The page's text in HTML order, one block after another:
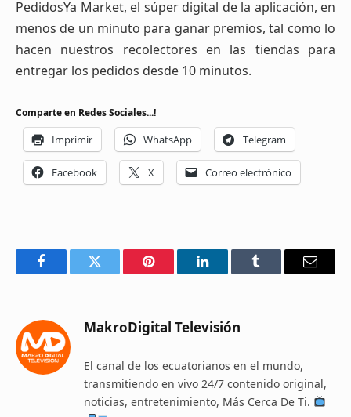
PedidosYa Market, el súper digital de la aplicación, en
menos de un minuto para ganar premios, tal como lo
hacen nuestros recolectores en las tiendas para
entregar los pedidos desde 10 minutos.
Comparte en Redes Sociales...!
Imprimir WhatsApp Telegram
Facebook X Correo electrónico
FacebookTwitter Pinterest LinkedInTumblr Email
MakroDigital Televisión
El canal de los ecuatorianos en el mundo,
transmitiendo en vivo 24/7 contenido original,
noticias, entretenimiento, Más Cerca De Ti.